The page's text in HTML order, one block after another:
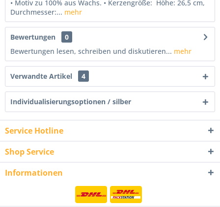
• Motiv zu 100% aus Wachs. • Kerzengröße: Höhe: 26,5 cm,
Durchmesser:... mehr
Bewertungen
0
Bewertungen lesen, schreiben und diskutieren... mehr
Verwandte Artikel 4
Individualisierungsoptionen / silber
Service Hotline
Shop Service
Informationen